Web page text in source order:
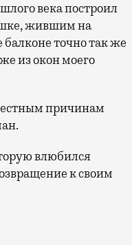
века построил
жившим на
точно так же
из окон моего
причинам
влюбился
к своим